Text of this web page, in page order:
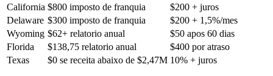
California $800 imposto de franquia
$200 + juros
Delaware $300 imposto de franquia
$200 + 1,5%/mes
Wyoming $62+ relatorio anual
$50 apos 60 dias
Florida
$138,75 relatorio anual
$400 por atraso
Texas
$0 se receita abaixo de $2,47M 10% + juros